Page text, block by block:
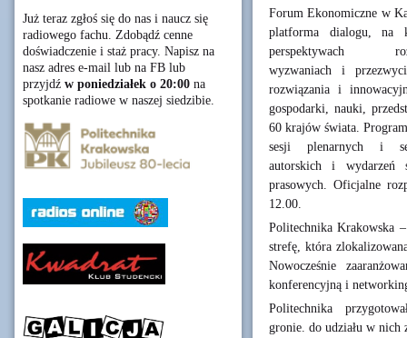
Już teraz zgłoś się do nas i naucz się
radiowego fachu. Zdobądź cenne
doświadczenie i staż pracy. Napisz na
nasz adres e-mail lub na FB lub
przyjdź w poniedziałek o 20:00 na
spotkanie radiowe w naszej siedzibie.
Forum Ekonomiczne w
platforma dialogu, na
perspektywach
wyzwaniach i
rozwiązania i
gospodarki, nauki,
60 krajów świata.
sesji plenarnych i
autorskich i wydarzeń
prasowych. Oficjalne
12.00.
Politechnika Krakowska
strefę, która
Nowocześnie
konferencyjną i
Politechnika
gronie. do udziału w nich